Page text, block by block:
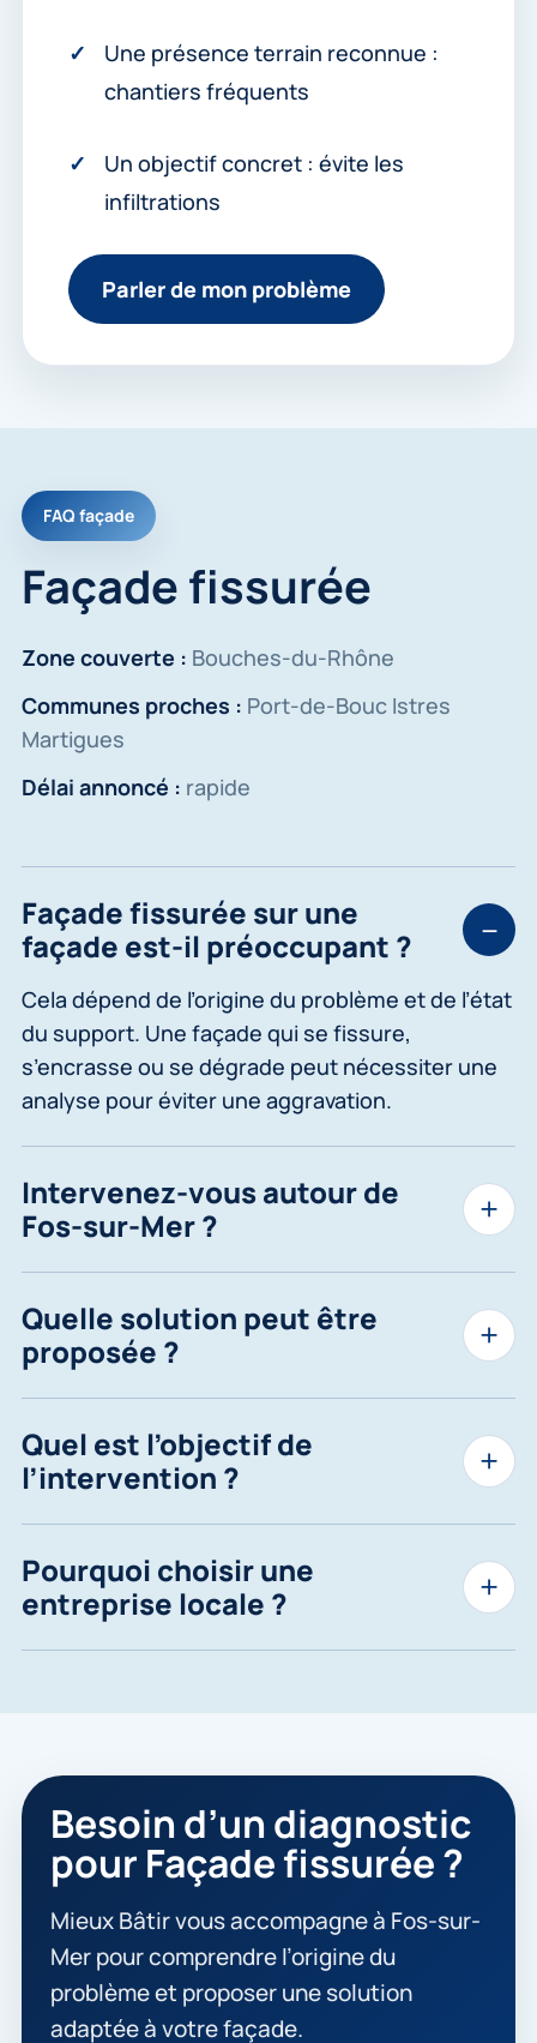
Une présence terrain reconnue :
chantiers fréquents
Un objectif concret : évite les
infiltrations
Parler de mon problème
FAQ façade
Façade fissurée
Zone couverte : Bouches-du-Rhône
Communes proches : Port-de-Bouc Istres
Martigues
Délai annoncé : rapide
Façade fissurée sur une
façade est-il préoccupant ?
Cela dépend de l’origine du problème et de l’état
du support. Une façade qui se fissure,
s’encrasse ou se dégrade peut nécessiter une
analyse pour éviter une aggravation.
Intervenez-vous autour de
Fos-sur-Mer ?
Quelle solution peut être
proposée ?
Quel est l’objectif de
l’intervention ?
Pourquoi choisir une
entreprise locale ?
Besoin d’un diagnostic
pour Façade fissurée ?
Mieux Bâtir vous accompagne à Fos-sur-
Mer pour comprendre l’origine du
problème et proposer une solution
adaptée à votre façade.